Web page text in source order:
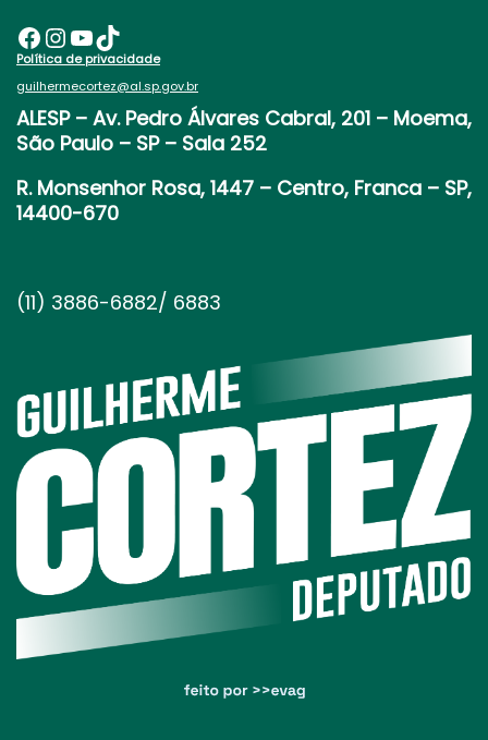
Facebook InstagramYoutube TikTok
Política de privacidade
guilhermecortez@al.sp.gov.br
ALESP – Av. Pedro Álvares Cabral, 201 – Moema,
São Paulo – SP – Sala 252
R. Monsenhor Rosa, 1447 – Centro, Franca – SP,
14400-670
(11) 3886-6882/ 6883